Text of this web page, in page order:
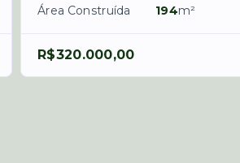
Área Construída
194m²
R$320.000,00